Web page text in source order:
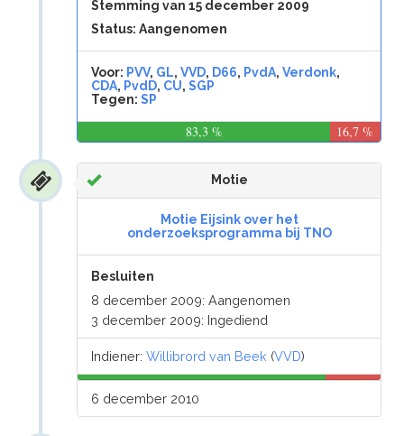
Stemming van 15 december 2009
Status: Aangenomen
Voor: PVV, GL,VVD, D66, PvdA,Verdonk,
CDA, PvdD, CU,SGP
Tegen: SP
83,3 % 16,7 %
Motie
Motie Eijsink over het
onderzoeksprogramma bij TNO
Besluiten
8 december 2009: Aangenomen
3 december 2009: Ingediend
Indiener:Willibrord van Beek (VVD)
6 december 2010